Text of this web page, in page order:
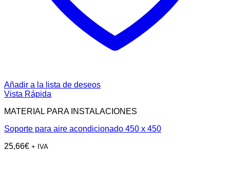
Añadir a la lista de deseos
Vista Rápida
MATERIAL PARA INSTALACIONES
Soporte para aire acondicionado 450 x 450
25,66€ + IVA